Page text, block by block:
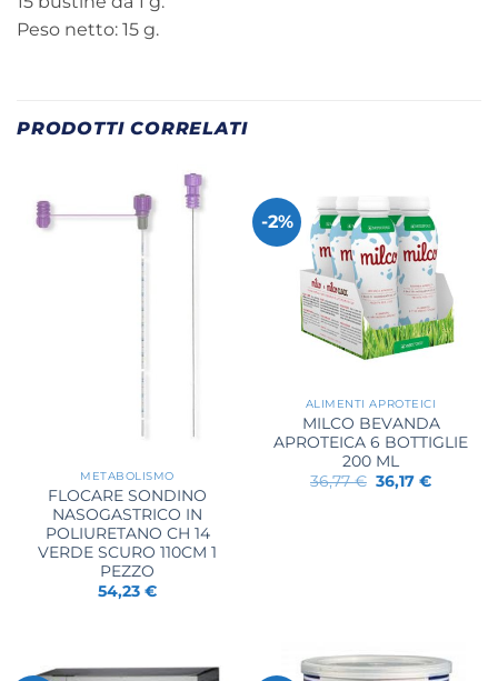
Peso netto: 15 g.
PRODOTTI CORRELATI
METABOLISMO
FLOCARE SONDINO
NASOGASTRICO IN
POLIURETANO CH 14
VERDE SCURO 110CM 1
PEZZO
54,23 €
-2%
ALIMENTI APROTEICI
MILCO BEVANDA
APROTEICA 6 BOTTIGLIE
200 ML
36,77€ Il
prezzo
36,17€Il